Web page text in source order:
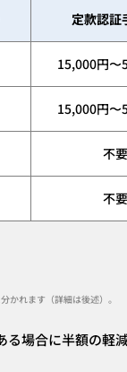
定款認証
15,000円〜
15,000円〜
不要
不要
かれます（詳細は後述）。
場合に半額の軽